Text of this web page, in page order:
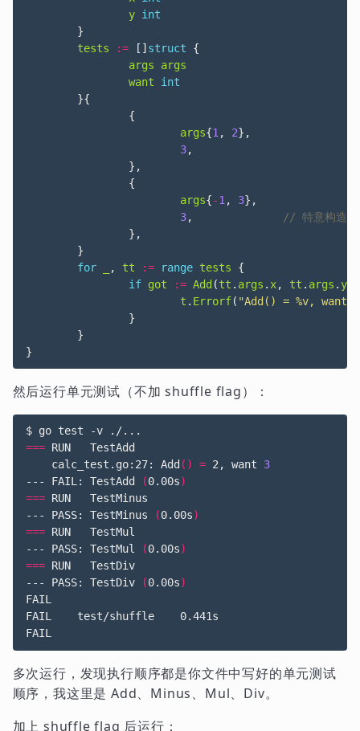
y int
}
tests
:= [] struct
{
args
args
want
int
}{
{
args{1, 2},
3,
},
{
args{-1, 3},
3,
},
}
for
, tt := range tests
{
if got := Add (tt . args .x, tt . args . y);
t . Errorf( "Add() = %v, want
}
}
}
然后运行单元测试（不加 shuffle flag）：
$ go test
=== RUN   TestAdd
    calc_test.go:27: Add
() = 2, want 3
--- FAIL: TestAdd
(0.00s)
=== RUN   TestMinus
--- PASS: TestMinus
(0.00s)
=== RUN   TestMul
--- PASS: TestMul
(0.00s)
=== RUN   TestDiv
--- PASS: TestDiv
(0.00s)
FAIL
FAIL	test/shuffle	0.441s
FAIL
多次运行，发现执行顺序都是你文件中写好的单元测试
顺序，我这里是 Add、Minus、Mul、Div。
加上 shuffle flag 后运行：